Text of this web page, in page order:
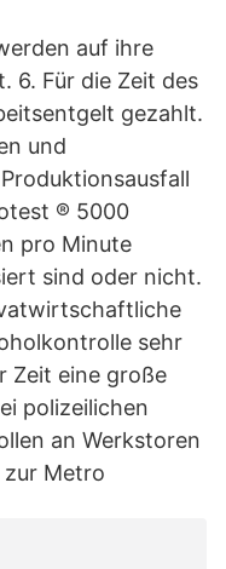
auf ihre
6. Für die Zeit des
gezahlt.
und
® 5000
pro Minute
sind oder nicht.
sehr
Zeit eine große
polizeilichen
an Werkstoren
zur Metro